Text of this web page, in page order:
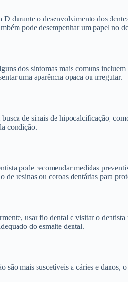
durante o desenvolvimento dos
pode desempenhar um papel no
dos sintomas mais comuns incluem
uma aparência opaca ou irregular.
de sinais de hipocalcificação,
condição.
pode recomendar medidas
resinas ou coroas dentárias para
usar fio dental e visitar o
do esmalte dental.
mais suscetíveis a cáries e danos,